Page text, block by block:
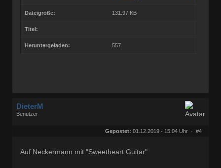
Dateigröße: 131.97 KB
Titel:
Heruntergeladen: 557
DieterM
Benutzer
Gepostet: 01.12.2019 - 15:04 Uhr · #4
Auf Neckermann mit "Sweetheart Guitar"